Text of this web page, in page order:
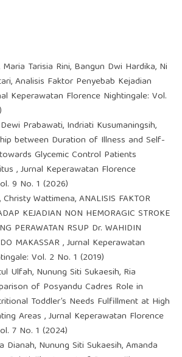
Tarisia Rini, Bangun Dwi Hardika, Ni
Analisis Faktor Penyebab Kejadian
Keperawatan Florence Nightingale: Vol.
Prabawati, Indriati Kusumaningsih,
between Duration of Illness and Self-
Glycemic Control Patients
,Jurnal Keperawatan Florence
9 No. 1 (2026)
Wattimena,ANALISIS FAKTOR
KEJADIAN NON HEMORAGIC STROKE
PERAWATAN RSUP Dr. WAHIDIN
MAKASSAR,Jurnal Keperawatan
Vol. 2 No. 1 (2019)
Ulfah, Nunung Siti Sukaesih, Ria
of Posyandu Cadres Role in
Toddler’s Needs Fulfillment at High
Areas ,Jurnal Keperawatan Florence
7 No. 1 (2024)
Dianah, Nunung Siti Sukaesih, Amanda